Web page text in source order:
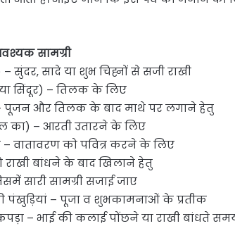
सामग्री
– सुंदर, सादे या शुभ चिह्नों से सजी राखी
सिंदूर) – तिलक के लिए
पूजन और तिलक के बाद माथे पर लगाने हेतु
का) – आरती उतारने के लिए
– वातावरण को पवित्र करने के लिए
राखी बांधने के बाद खिलाने हेतु
सारी सामग्री सजाई जाए
– पूजा व शुभकामनाओं के प्रतीक
– भाई की कलाई पोंछने या राखी बांधते